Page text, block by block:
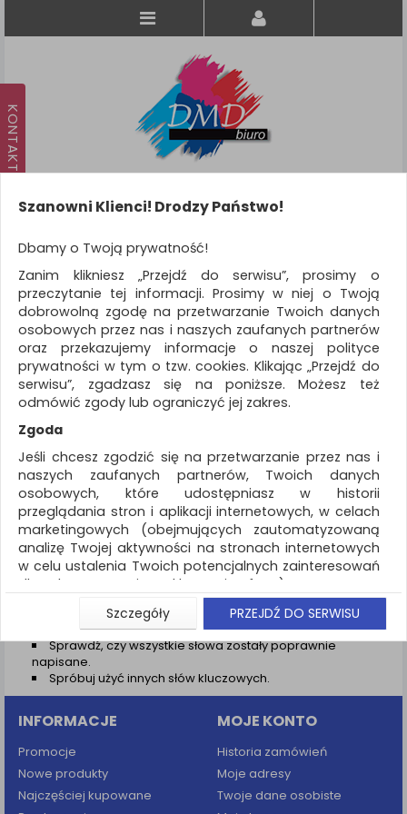
KATEGORIE
WSZYSTKIE KATEGORIE
FILTRY
Więcej
REKLAMA
AKTUALNOŚCI
Wyniki wyszukiwania
NIE ZNALEZIONO PRODUKTÓW
Nie odnaleziono produktów wg przyjętych kryteriów
PODPOWIEDZI
Zmień kryteria wyszukiwania zaznaczając inne filtry i
wyszukaj ponownie
Sprawdź, czy wszystkie słowa zostały poprawnie
napisane.
Spróbuj użyć innych słów kluczowych.
INFORMACJE
Promocje
Nowe produkty
Najczęściej kupowane
MOJE KONTO
Historia zamówień
Moje adresy
Twoje dane osobiste
Szanowni Klienci! Drodzy Państwo!
Dbamy o Twoją prywatność!
Zanim klikniesz „Przejdź do serwisu”, prosimy o
przeczytanie tej informacji. Prosimy w niej o Twoją
dobrowolną zgodę na przetwarzanie Twoich danych
osobowych przez nas i naszych zaufanych partnerów
oraz przekazujemy informacje o naszej polityce
prywatności w tym o tzw. cookies. Klikając „Przejdź do
serwisu”, zgadzasz się na poniższe. Możesz też
odmówić zgody lub ograniczyć jej zakres.
Zgoda
Jeśli chcesz zgodzić się na przetwarzanie przez nas i
naszych zaufanych partnerów, Twoich danych
osobowych, które udostępniasz w historii
przeglądania stron i aplikacji internetowych, w celach
marketingowych (obejmujących zautomatyzowaną
analizę Twojej aktywności na stronach internetowych
w celu ustalenia Twoich potencjalnych zainteresowań
dla dostosowania reklamy i oferty), w tym na
umieszczanie tzw. cookies na Twoich urządzeniach i
ich odczytywanie, kliknij przycisk „Przejdź do serwisu”.
Jeśli nie chcesz wyrazić zgody lub ograniczyć jej
zakres, kliknij „Szczegóły”, gdzie znajdziesz wszelkie
informacje o tym jak to zrobić . Te same informacje
znajdziesz także na podstronie z naszą polityką
prywatności obowiązującą od 25 maja 2018.
W przypadku użytkowników zalogowanych, aby
umożliwić prawidłową realizację Umowy z Państwem i
związane z tym prawidłowe działanie naszej strony
www, a w szczególności np. wysłanie potwierdzenia
Szczegóły PRZEJDŹ DO SERWISU